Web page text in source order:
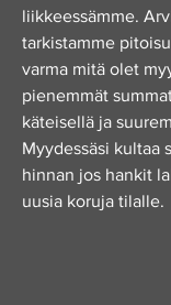
liikkeessämme.
tarkistamme
varma mitä olet
pienemmät
käteisellä ja
Myydessäsi kultaa
hinnan jos hankit
uusia koruja tilalle.